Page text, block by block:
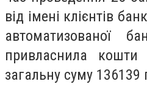
від імені клієнтів
автоматизованої
привласнила
загальну суму 136139